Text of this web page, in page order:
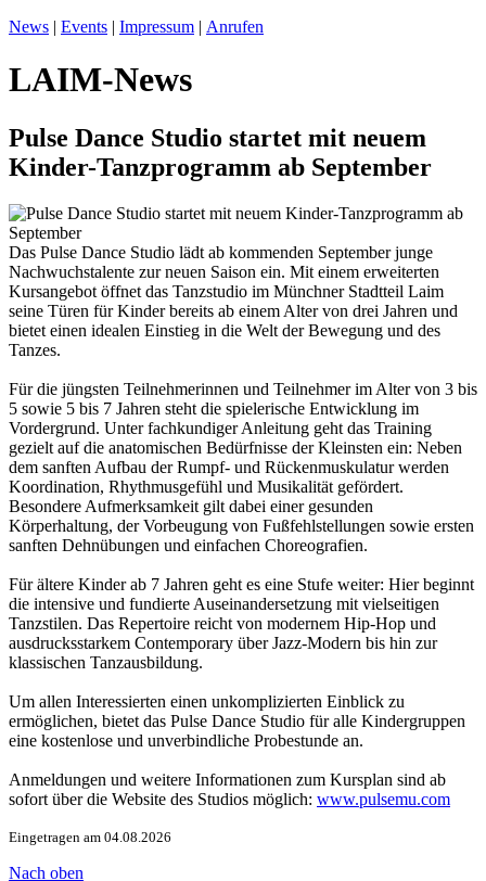
News | Events | Impressum | Anrufen
LAIM-News
Pulse Dance Studio startet mit neuem
Kinder-Tanzprogramm ab September
Das Pulse Dance Studio lädt ab kommenden September junge
Nachwuchstalente zur neuen Saison ein. Mit einem erweiterten
Kursangebot öffnet das Tanzstudio im Münchner Stadtteil Laim
seine Türen für Kinder bereits ab einem Alter von drei Jahren und
bietet einen idealen Einstieg in die Welt der Bewegung und des
Tanzes.
Für die jüngsten Teilnehmerinnen und Teilnehmer im Alter von 3 bis
5 sowie 5 bis 7 Jahren steht die spielerische Entwicklung im
Vordergrund. Unter fachkundiger Anleitung geht das Training
gezielt auf die anatomischen Bedürfnisse der Kleinsten ein: Neben
dem sanften Aufbau der Rumpf- und Rückenmuskulatur werden
Koordination, Rhythmusgefühl und Musikalität gefördert.
Besondere Aufmerksamkeit gilt dabei einer gesunden
Körperhaltung, der Vorbeugung von Fußfehlstellungen sowie ersten
sanften Dehnübungen und einfachen Choreografien.
Für ältere Kinder ab 7 Jahren geht es eine Stufe weiter: Hier beginnt
die intensive und fundierte Auseinandersetzung mit vielseitigen
Tanzstilen. Das Repertoire reicht von modernem Hip-Hop und
ausdrucksstarkem Contemporary über Jazz-Modern bis hin zur
klassischen Tanzausbildung.
Um allen Interessierten einen unkomplizierten Einblick zu
ermöglichen, bietet das Pulse Dance Studio für alle Kindergruppen
eine kostenlose und unverbindliche Probestunde an.
Anmeldungen und weitere Informationen zum Kursplan sind ab
sofort über die Website des Studios möglich: www.pulsemu.com
Eingetragen am 04.08.2026
Nach oben